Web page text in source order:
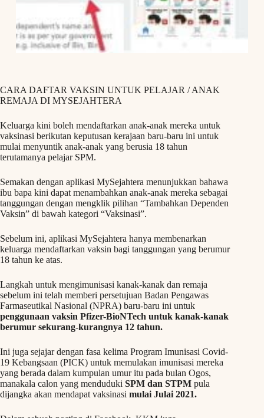
CARA DAFTAR VAKSIN UNTUK PELAJAR / ANAK
REMAJA DI MYSEJAHTERA
Keluarga kini boleh mendaftarkan anak-anak mereka untuk
vaksinasi berikutan keputusan kerajaan baru-baru ini untuk
mulai menyuntik anak-anak yang berusia 18 tahun
terutamanya pelajar SPM.
Semakan dengan aplikasi MySejahtera menunjukkan bahawa
ibu bapa kini dapat menambahkan anak-anak mereka sebagai
tanggungan dengan mengklik pilihan “Tambahkan Dependen
Vaksin” di bawah kategori “Vaksinasi”.
Sebelum ini, aplikasi MySejahtera hanya membenarkan
keluarga mendaftarkan vaksin bagi tanggungan yang berumur
18 tahun ke atas.
Langkah untuk mengimunisasi kanak-kanak dan remaja
sebelum ini telah memberi persetujuan Badan Pengawas
Farmaseutikal Nasional (NPRA) baru-baru ini untuk
penggunaan vaksin Pfizer-BioNTech untuk kanak-kanak
berumur sekurang-kurangnya 12 tahun.
Ini juga sejajar dengan fasa kelima Program Imunisasi Covid-
19 Kebangsaan (PICK) untuk memulakan imunisasi mereka
yang berada dalam kumpulan umur itu pada bulan Ogos,
manakala calon yang menduduki SPM dan STPM pula
dijangka akan mendapat vaksinasi mulai Julai 2021.